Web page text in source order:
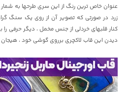
عنوان خاص ترین رنگ از این سری طرحها به شمار
زرد در صورتی که تصویر آن از روی یک سنگ
کنار قلبهای خردلی از جنس مخمل ، دیگر حرفی را
دیدن این قاب لاکچری برروی گوشی خود ،